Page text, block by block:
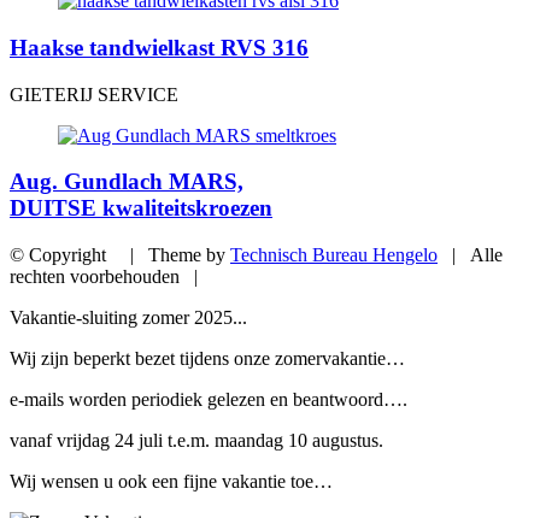
Haakse tandwielkast RVS 316
GIETERIJ SERVICE
Aug. Gundlach MARS,
DUITSE kwaliteitskroezen
© Copyright | Theme by Technisch Bureau Hengelo | Alle
rechten voorbehouden |
Vakantie-sluiting zomer 2025...
Wij zijn beperkt bezet tijdens onze zomervakantie…
e-mails worden periodiek gelezen en beantwoord….
vanaf vrijdag 24 juli t.e.m. maandag 10 augustus.
Wij wensen u ook een fijne vakantie toe…